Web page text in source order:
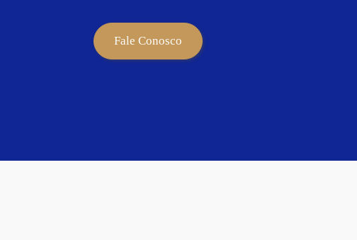
Fale Conosco